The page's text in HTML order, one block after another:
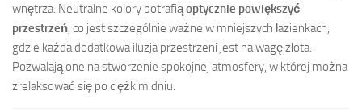
wnętrza. Neutralne kolory potrafiąoptycznie powiększyć
przestrzeń, co jest szczególnie ważne w mniejszych łazienkach,
gdzie każda dodatkowa iluzja przestrzeni jest na wagę złota.
Pozwalają one na stworzenie spokojnej atmosfery, w której można
zrelaksować się po ciężkim dniu.